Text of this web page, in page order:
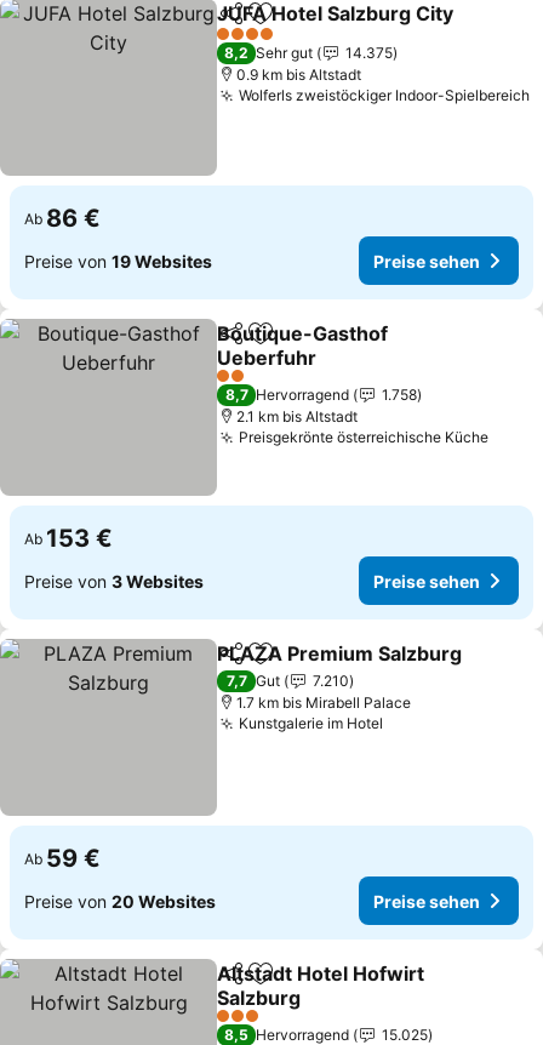
TeilenZu Favoriten hinzufügen
JUFA Hotel Salzburg City
4 Sterne
8,2 Sehr gut
14.375
0.9 km bis Altstadt
Wolferls zweistöckiger Indoor-Spielbereich
Ab 86 €
Preise von 19 Websites Preise sehen
TeilenZu Favoriten hinzufügen
Boutique-Gasthof
Ueberfuhr
Preise sehen
2 Sterne
8,7 Hervorragend
1.758
2.1 km bis Altstadt
Preisgekrönte österreichische Küche
Ab 153 €
Preise von 3 Websites Preise sehen
TeilenZu Favoriten hinzufügen
PLAZA Premium Salzburg
7,7 Gut
7.210
1.7 km bis Mirabell Palace
Kunstgalerie im Hotel
Ab 59 €
Preise von 20 Websites Preise sehen
TeilenZu Favoriten hinzufügen
Altstadt Hotel Hofwirt
Salzburg
Preise sehen
3 Sterne
8,5 Hervorragend
15.025